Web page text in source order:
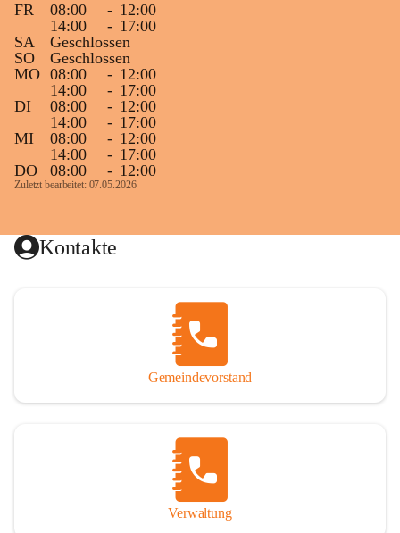
FR 08:00 - 12:00
14:00
- 17:00
SA
Geschlossen
SO
Geschlossen
MO 08:00 - 12:00
14:00
- 17:00
DI
08:00 - 12:00
14:00
- 17:00
MI
08:00 - 12:00
14:00
- 17:00
DO
08:00 - 12:00
Zuletzt bearbeitet: 07.05.2026
Kontakte
Gemeindevorstand
Verwaltung